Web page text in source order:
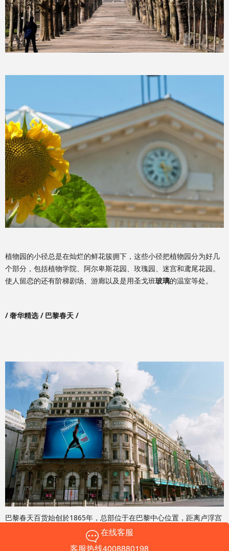
植物园的小径总是在灿烂的鲜花簇拥下，这些小径把植物园分为好几
个部分，包括植物学院、阿尔卑斯花园、玫瑰园、迷宫和鸢尾花园。
使人留恋的还有阶梯剧场、游廊以及是用圣戈班玻璃的温室等处。
/ 奢华精选 / 巴黎春天 /
巴黎春天百货始创於1865年，总部位于在巴黎中心位置，距离卢浮宫
博物馆、卡尼尔歌剧院、香榭丽舍大街步行仅几分钟之遥，是一家专
在线客服
客服热线4008880198